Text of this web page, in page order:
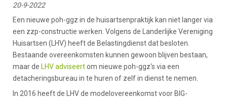
20-9-2022
Een nieuwe poh-ggz in de huisartsenpraktijk kan niet langer via
een zzp-constructie werken. Volgens de Landerlijke Vereniging
Huisartsen (LHV) heeft de Belastingdienst dat besloten.
Bestaande overeenkomsten kunnen gewoon blijven bestaan,
maar de LHV adviseertom nieuwe poh-ggz's via een
detacheringsbureau in te huren of zelf in dienst te nemen.
In 2016 heeft de LHV de modelovereenkomst voor BIG-